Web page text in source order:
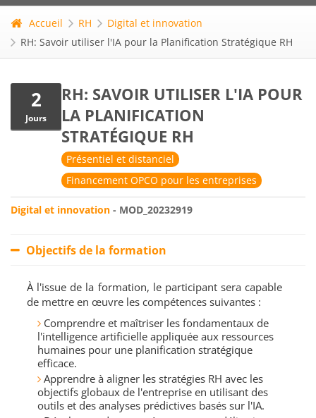
Accueil RH
Digital et innovation
RH: Savoir utiliser l'IA pour la Planification Stratégique RH
2
Jours
RH: SAVOIR UTILISER L'IA POUR
LA PLANIFICATION
STRATÉGIQUE RH
Présentiel et distanciel
Financement OPCO pour les entreprises
Digital et innovation - MOD_20232919
Objectifs de la formation
À l'issue de la formation, le participant sera capable
de mettre en œuvre les compétences suivantes :
Comprendre et maîtriser les fondamentaux de
l'intelligence artificielle appliquée aux ressources
humaines pour une planification stratégique
efficace.
Apprendre à aligner les stratégies RH avec les
objectifs globaux de l'entreprise en utilisant des
outils et des analyses prédictives basés sur l'IA.